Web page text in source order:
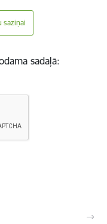
saziņai
sadaļā: